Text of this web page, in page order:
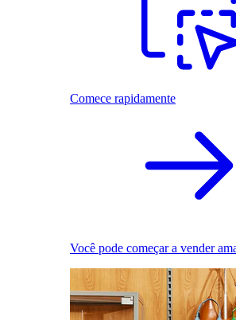
Comece rapidamente
Você pode começar a vender